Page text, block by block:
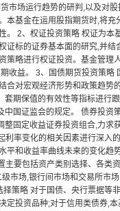
市场运行趋势的研判,以及对
本基金在运用股指期货时,将充
。 2、权证投资策略 权证为本
证标的证券基本面的研究,并结
策略进行权证投资。基金管理
收益。 3、国债期货投资策略
合对宏观经济形势和政策趋势
期保值的有效性等指标进行
国证监会的规定。 债券投资
固定收益证券投资组合,力求
率变化的相关因素进行深入
平和收益率曲线未来的变化趋
要包括资产类别选择、各类
市场,银行间市场和交易所市
策略 对于国债、央行票据等
投资品种;对于信用类债券,本